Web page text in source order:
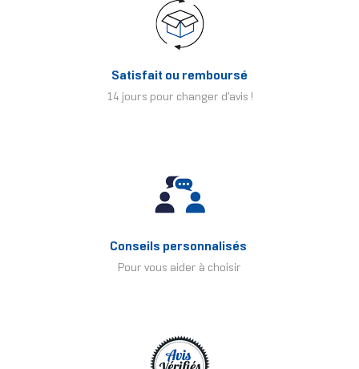
Satisfait ou remboursé
14 jours pour changer d'avis !
Conseils personnalisés
Pour vous aider à choisir